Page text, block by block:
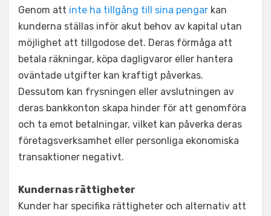
Genom att inte ha tillgång till sina pengar kan
kunderna ställas inför akut behov av kapital utan
möjlighet att tillgodose det. Deras förmåga att
betala räkningar, köpa dagligvaror eller hantera
oväntade utgifter kan kraftigt påverkas.
Dessutom kan frysningen eller avslutningen av
deras bankkonton skapa hinder för att genomföra
och ta emot betalningar, vilket kan påverka deras
företagsverksamhet eller personliga ekonomiska
transaktioner negativt.
Kundernas rättigheter
Kunder har specifika rättigheter och alternativ att